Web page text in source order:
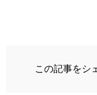
この記事をシ